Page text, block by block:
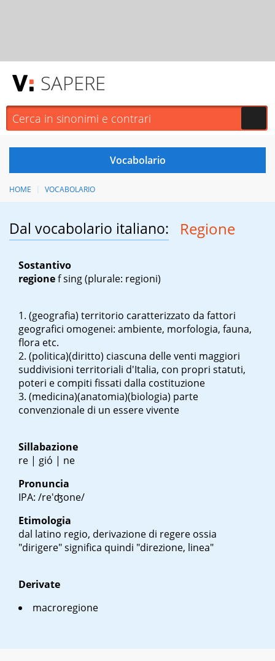
SAPERE
HOME VOCABOLARIO
Dal vocabolario italiano: Regione
Sostantivo
regionef sing(plurale: regioni)
(geografia) territorio caratterizzato da fattori
geografici omogenei: ambiente, morfologia, fauna,
flora etc.
(politica)(diritto) ciascuna delle venti maggiori
suddivisioni territoriali d'Italia, con propri statuti,
poteri e compiti fissati dalla costituzione
(medicina)(anatomia)(biologia) parte
convenzionale di un essere vivente
Sillabazione
re | gió | ne
Pronuncia
IPA: /re'ʤone/
Etimologia
dal latino regio, derivazione di regere ossia
"dirigere" significa quindi "direzione, linea"
Derivate
macroregione